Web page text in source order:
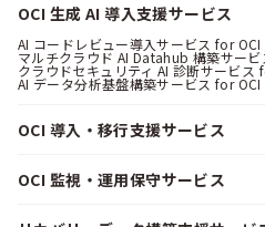
OCI 生成 AI 導入支援サービス
AI コードレビュー導入サービス for OCI
マルチクラウド AI Datahub 構築サー
クラウドセキュリティ AI 診断サービス
AI データ分析基盤構築サービス for OCI
OCI 導入・移行支援サービス
OCI 監視・運用保守サービス